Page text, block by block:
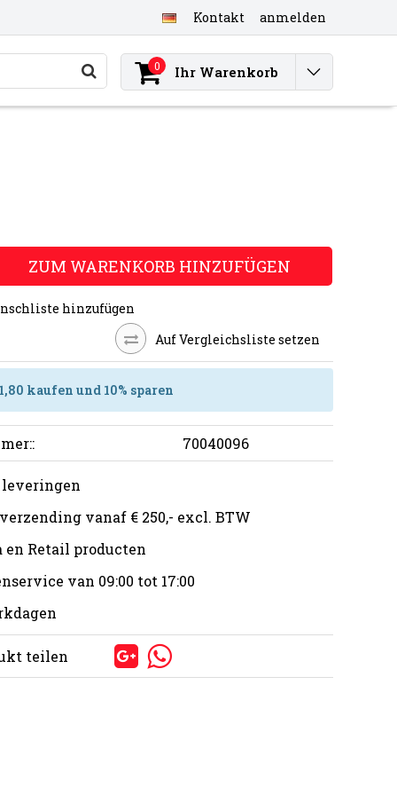
Kontakt anmelden
0 Ihr Warenkorb
ZUM WARENKORB HINZUFÜGEN
hinzufügen
Auf Vergleichsliste setzen
kaufen und 10% sparen
70040096
vanaf € 250,- excl. BTW
en Retail producten
van 09:00 tot 17:00
teilen